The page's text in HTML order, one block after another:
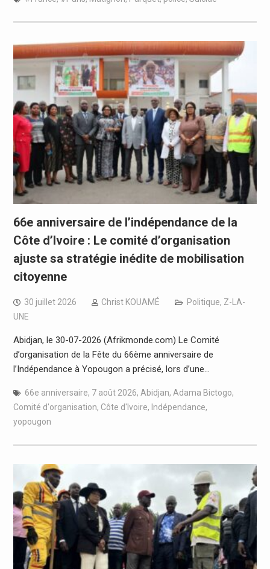
66e anniversaire de l’indépendance de la
Côte d’Ivoire : Le comité d’organisation
ajuste sa stratégie inédite de mobilisation
citoyenne
30 juillet 2026 Christ KOUAMÉ Politique, Z-LA-
UNE
Abidjan, le 30-07-2026 (Afrikmonde.com) Le Comité
d’organisation de la Fête du 66ème anniversaire de
l’Indépendance à Yopougon a précisé, lors d’une…
66e anniversaire, 7 août 2026, Abidjan, Adama Bictogo,
Comité d'organisation, Côte d'Ivoire, Indépendance,
yopougon